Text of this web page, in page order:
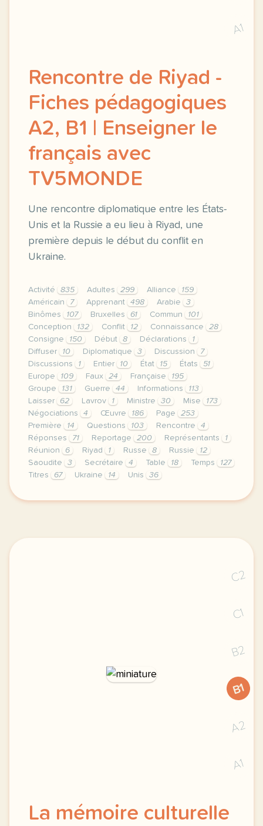
A1
Rencontre de Riyad -
Fiches pédagogiques
A2, B1 | Enseigner le
français avec
TV5MONDE
Une rencontre diplomatique entre les États-
Unis et la Russie a eu lieu à Riyad, une
première depuis le début du conflit en
Ukraine.
Activité 835 Adultes 299 Alliance
159
Américain
7 Apprenant 498 Arabie
3
Binômes
107 Bruxelles 61 Commun
101
Conception
132 Conflit 12 Connaissance
28
Consigne
150 Début 8 Déclarations
1
Diffuser
10 Diplomatique 3 Discussion
7
Discussions
1 Entier 10 État 15 États
51
Europe
109 Faux 24 Française
195
Groupe
131 Guerre 44 Informations
113
Laisser
62 Lavrov 1 Ministre 30 Mise
173
Négociations
4 Œuvre 186 Page
253
Première
14 Questions 103 Rencontre
4
Réponses
71 Reportage 200 Représentants
1
Réunion
6 Riyad 1 Russe 8 Russie
12
Saoudite
3 Secrétaire 4 Table 18 Temps
127
Titres
67 Ukraine 14 Unis 36
le respect de votre vie privee est une priorite
C2
C1
B2
B1
A2
A1
La mémoire culturelle